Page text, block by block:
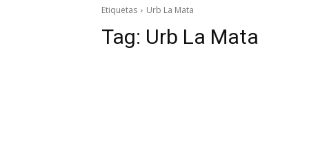
Etiquetas Urb La Mata
Tag: Urb La Mata